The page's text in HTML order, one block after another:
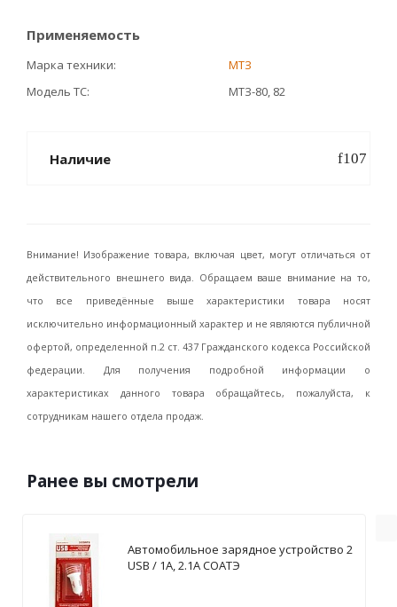
Применяемость
Марка техники
МТЗ
Модель ТС
МТЗ-80, 82
Наличие
Внимание! Изображение товара, включая цвет, могут отличаться от
действительного внешнего вида. Обращаем ваше внимание на то,
что все приведённые выше характеристики товара носят
исключительно информационный характер и не являются публичной
офертой, определенной п.2 ст. 437 Гражданского кодекса Российской
федерации. Для получения подробной информации о
характеристиках данного товара обращайтесь, пожалуйста, к
сотрудникам нашего отдела продаж.
Ранее вы смотрели
Автомобильное зарядное устройство 2
USB / 1А, 2.1А СОАТЭ